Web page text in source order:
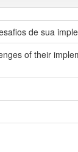
de sua
of their